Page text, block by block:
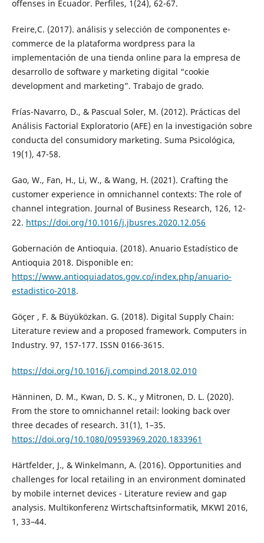
offenses in Ecuador. Perfiles, 1(24), 62-67.
Freire,C. (2017). análisis y selección de componentes e-
commerce de la plataforma wordpress para la
implementación de una tienda online para la empresa de
desarrollo de software y marketing digital “cookie
development and marketing”. Trabajo de grado.
Frías-Navarro, D., & Pascual Soler, M. (2012). Prácticas del
Análisis Factorial Exploratorio (AFE) en la investigación sobre
conducta del consumidory marketing. Suma Psicológica,
19(1), 47-58.
Gao, W., Fan, H., Li, W., & Wang, H. (2021). Crafting the
customer experience in omnichannel contexts: The role of
channel integration. Journal of Business Research, 126, 12-
22. https://doi.org/10.1016/j.jbusres.2020.12.056
Gobernación de Antioquia. (2018). Anuario Estadístico de
Antioquia 2018. Disponible en:
https://www.antioquiadatos.gov.co/index.php/anuario-
estadistico-2018.
Göçer , F. & Büyüközkan. G. (2018). Digital Supply Chain:
Literature review and a proposed framework. Computers in
Industry. 97, 157-177. ISSN 0166-3615.
https://doi.org/10.1016/j.compind.2018.02.010
Hänninen, D. M., Kwan, D. S. K., y Mitronen, D. L. (2020).
From the store to omnichannel retail: looking back over
three decades of research. 31(1), 1–35.
https://doi.org/10.1080/09593969.2020.1833961
Härtfelder, J., & Winkelmann, A. (2016). Opportunities and
challenges for local retailing in an environment dominated
by mobile internet devices - Literature review and gap
analysis. Multikonferenz Wirtschaftsinformatik, MKWI 2016,
1, 33–44.